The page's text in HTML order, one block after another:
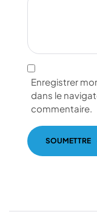
Enregistrer
dans le
commentaire.
SOUMETTRE